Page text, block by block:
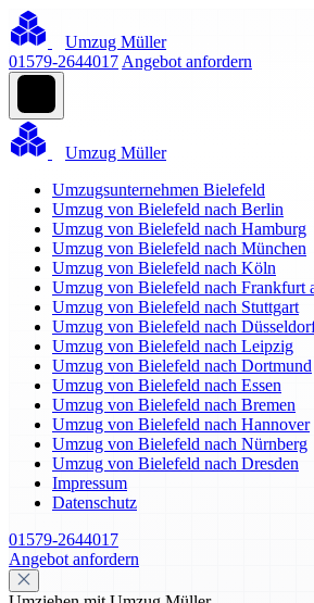
Umzug Müller
01579-2644017 Angebot anfordern
Umzug Müller
Umzugsunternehmen Bielefeld
Umzug von Bielefeld nach Berlin
Umzug von Bielefeld nach Hamburg
Umzug von Bielefeld nach München
Umzug von Bielefeld nach Köln
Umzug von Bielefeld nach Frankfurt
Umzug von Bielefeld nach Stuttgart
Umzug von Bielefeld nach
Umzug von Bielefeld nach Leipzig
Umzug von Bielefeld nach Dortmund
Umzug von Bielefeld nach Essen
Umzug von Bielefeld nach Bremen
Umzug von Bielefeld nach Hannover
Umzug von Bielefeld nach Nürnberg
Umzug von Bielefeld nach Dresden
Impressum
Datenschutz
01579-2644017
Angebot anfordern